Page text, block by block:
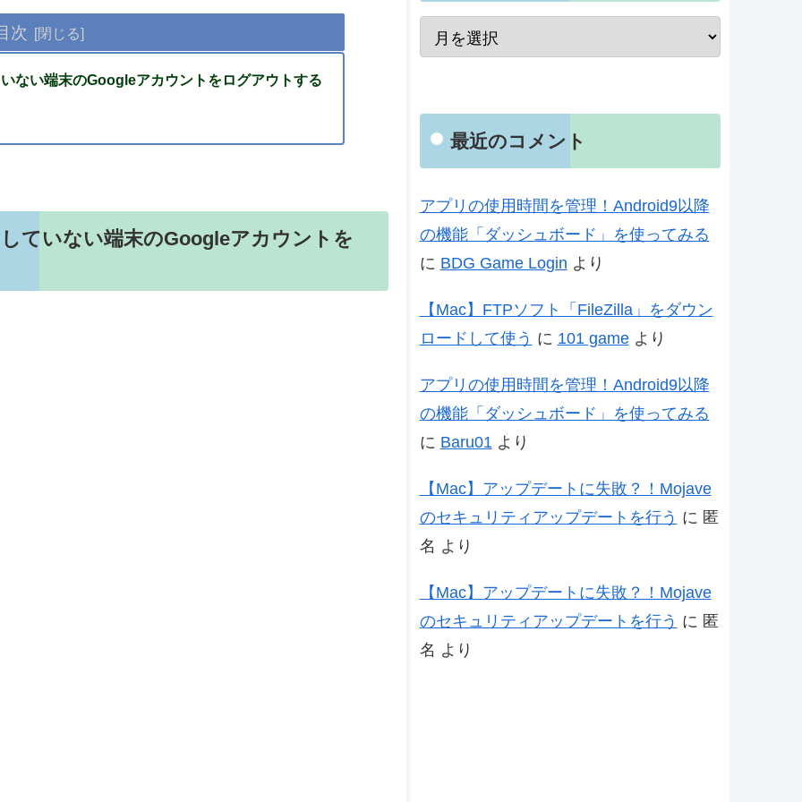
次
ない端末のGoogleアカウントをログアウトする
ていない端末のGoogleアカウントを
最近のコメント
アプリの使用時間を管理！Android9以降
の機能「ダッシュボード」を使ってみる
に BDG Game Login より
【Mac】FTPソフト「FileZilla」をダウン
ロードして使う に 101 gameより
アプリの使用時間を管理！Android9以降
の機能「ダッシュボード」を使ってみる
に Baru01 より
【Mac】アップデートに失敗？！Mojave
のセキュリティアップデートを行う に 匿
名 より
【Mac】アップデートに失敗？！Mojave
のセキュリティアップデートを行う に 匿
名 より